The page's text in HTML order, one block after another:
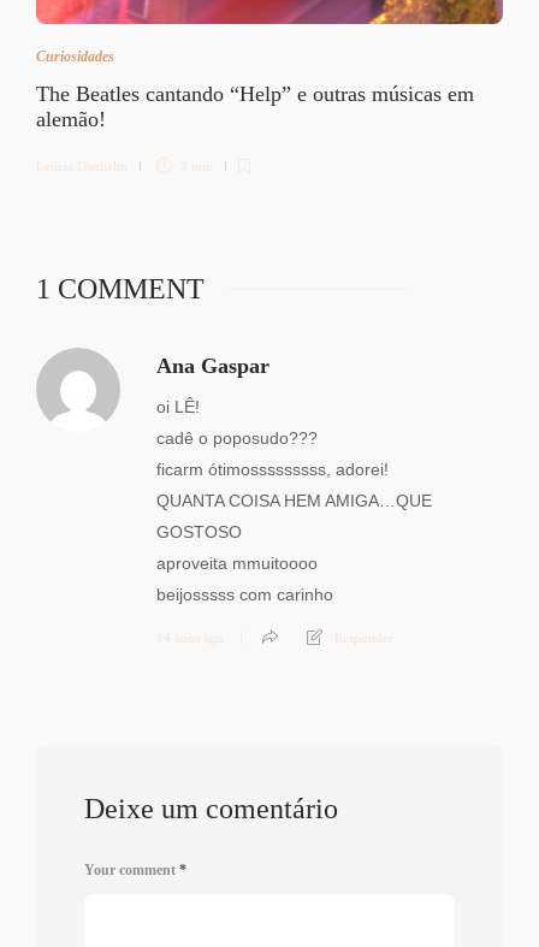
Curiosidades
The Beatles cantando “Help” e outras músicas em
alemão!
Letícia Diethelm 3 min
1 COMMENT
Ana Gaspar
oi LÊ!
cadê o poposudo???
ficarm ótimosssssssss, adorei!
QUANTA COISA HEM AMIGA…QUE
GOSTOSO
aproveita mmuitoooo
beijosssss com carinho
14 anos ago Responder
Deixe um comentário
Your comment *